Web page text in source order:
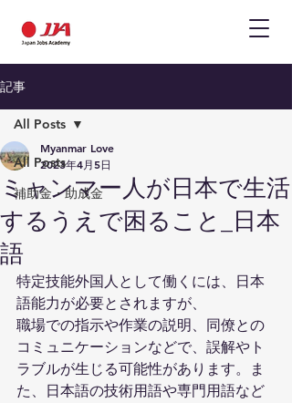
記事
All Posts
補助金・助成金
All Posts
ミャンマー人が日本で生活
するうえで困ること_日本
語
Myanmar Love
2023年4月5日
特定技能外国人として働くには、日本
語能力が必要とされますが、
職場での指示や作業の説明、同僚との
コミュニケーションなどで、誤解やト
ラブルが生じる可能性があります。ま
た、日本語の技術用語や専門用語など